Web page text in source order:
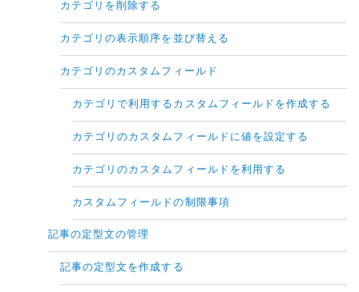
カテゴリを削除する
カテゴリの表示順序を並び替える
カテゴリのカスタムフィールド
カテゴリで利用するカスタムフィールドを作成する
カテゴリのカスタムフィールドに値を設定する
カテゴリのカスタムフィールドを利用する
カスタムフィールドの制限事項
記事の定型文の管理
記事の定型文を作成する